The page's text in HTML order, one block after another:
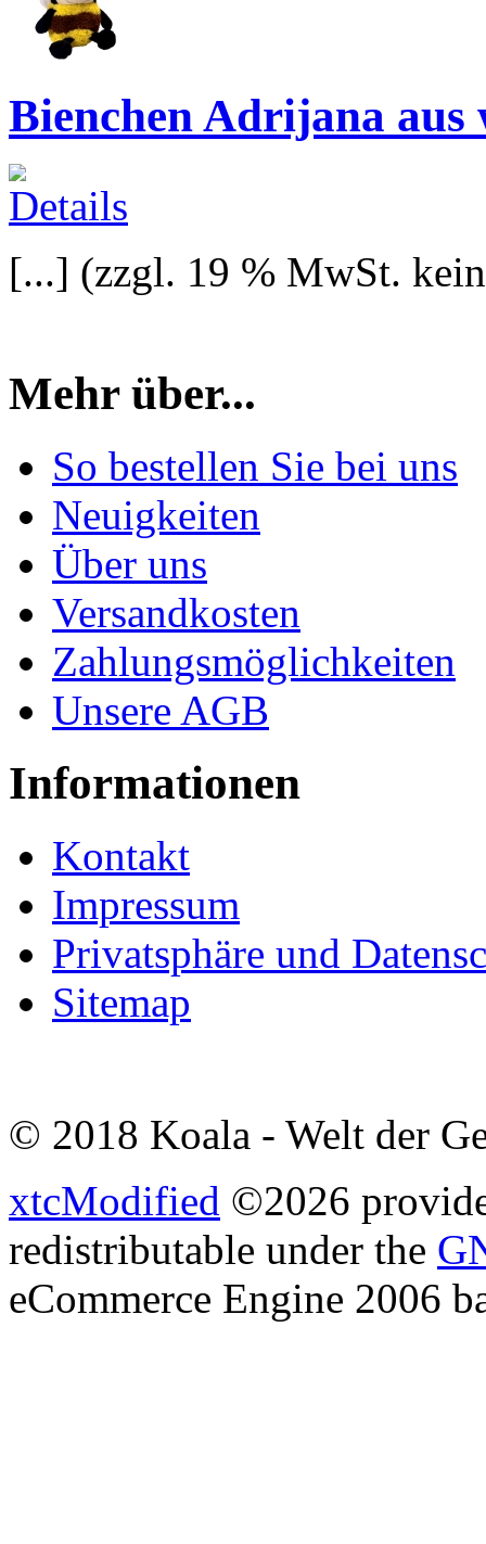
Bienchen Adrijana aus
[...] (zzgl. 19 % MwSt.
Mehr über...
So bestellen Sie bei uns
Neuigkeiten
Über uns
Versandkosten
Zahlungsmöglichkeiten
Unsere AGB
Informationen
Kontakt
Impressum
Privatsphäre und
Sitemap
© 2018 Koala - Welt der
xtcModified ©2026
redistributable under the
eCommerce Engine 2006